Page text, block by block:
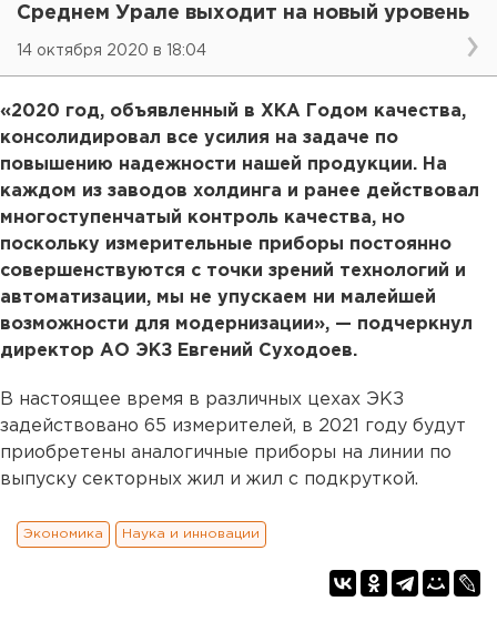
Среднем Урале выходит на новый уровень
14 октября 2020 в 18:04
«2020 год, объявленный в ХКА Годом качества,
консолидировал все усилия на задаче по
повышению надежности нашей продукции. На
каждом из заводов холдинга и ранее действовал
многоступенчатый контроль качества, но
поскольку измерительные приборы постоянно
совершенствуются с точки зрений технологий и
автоматизации, мы не упускаем ни малейшей
возможности для модернизации», — подчеркнул
директор АО ЭКЗ Евгений Суходоев.
В настоящее время в различных цехах ЭКЗ
задействовано 65 измерителей, в 2021 году будут
приобретены аналогичные приборы на линии по
выпуску секторных жил и жил с подкруткой.
Экономика Наука и инновации